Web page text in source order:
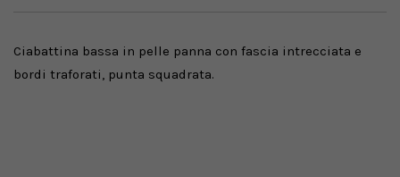
Ciabattina bassa in pelle panna con fascia intrecciata e
bordi traforati, punta squadrata.